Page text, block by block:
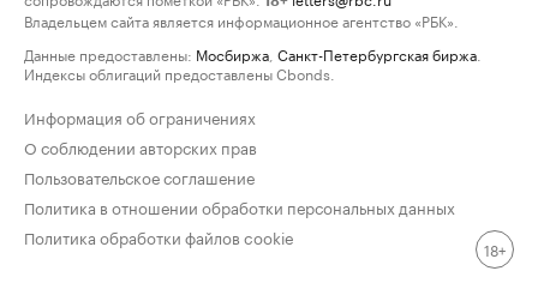
Владельцем сайта является информационное агентство «РБК».
Данные предоставлены: Мосбиржа Санкт-Петербургская биржа
Индексы облигаций предоставлены Cbonds.
Информация об ограничениях
О соблюдении авторских прав
Пользовательское соглашение
Политика в отношении обработки персональных данных
Политика обработки файлов cookie
18+